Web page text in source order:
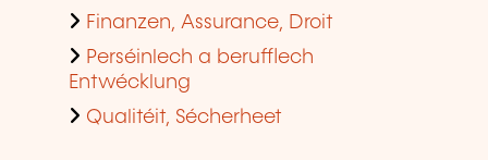
Finanzen, Assurance, Droit
Perséinlech a berufflech
Entwécklung
Qualitéit, Sécherheet